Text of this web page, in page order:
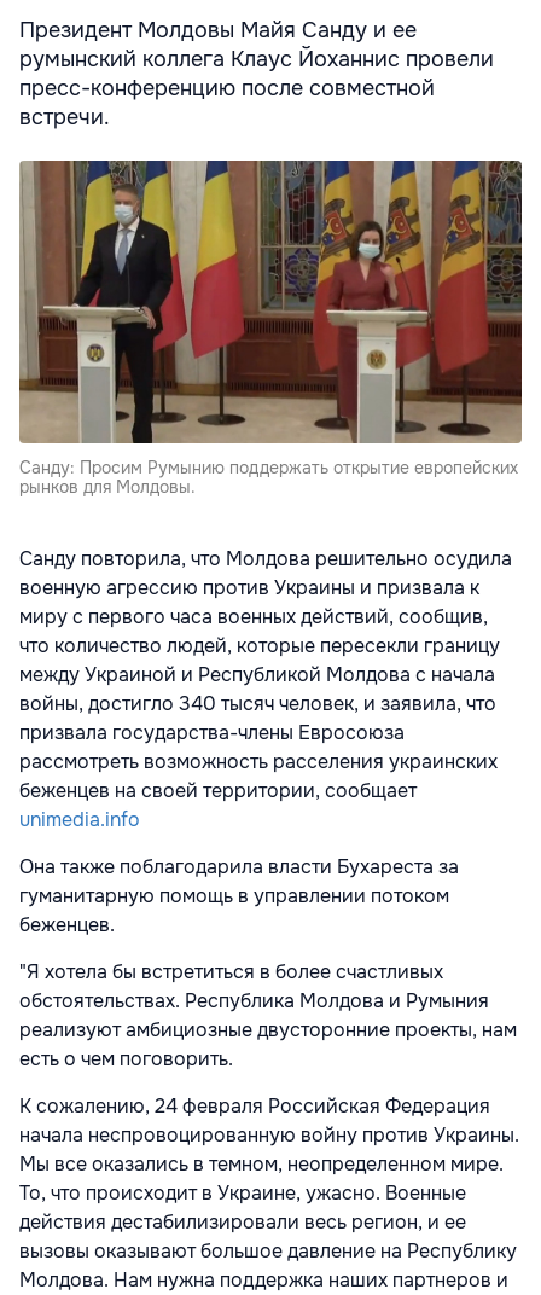
Президент Молдовы Майя Санду и ее
румынский коллега Клаус Йоханнис провели
пресс-конференцию после совместной
встречи.
Санду: Просим Румынию поддержать открытие европейских
рынков для Молдовы.
Санду повторила, что Молдова решительно осудила
военную агрессию против Украины и призвала к
миру с первого часа военных действий, сообщив,
что количество людей, которые пересекли границу
между Украиной и Республикой Молдова с начала
войны, достигло 340 тысяч человек, и заявила, что
призвала государства-члены Евросоюза
рассмотреть возможность расселения украинских
беженцев на своей территории, сообщает
unimedia.info
Она также поблагодарила власти Бухареста за
гуманитарную помощь в управлении потоком
беженцев.
"Я хотела бы встретиться в более счастливых
обстоятельствах. Республика Молдова и Румыния
реализуют амбициозные двусторонние проекты, нам
есть о чем поговорить.
К сожалению, 24 февраля Российская Федерация
начала неспровоцированную войну против Украины.
Мы все оказались в темном, неопределенном мире.
То, что происходит в Украине, ужасно. Военные
действия дестабилизировали весь регион, и ее
вызовы оказывают большое давление на Республику
Молдова. Нам нужна поддержка наших партнеров и